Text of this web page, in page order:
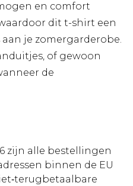
en comfort
dit t-shirt een
je zomergarderobe.
of gewoon
de
zijn alle bestellingen
binnen de EU